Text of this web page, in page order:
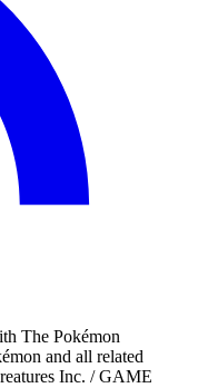
The Pokémon
and all related
Inc. / GAME